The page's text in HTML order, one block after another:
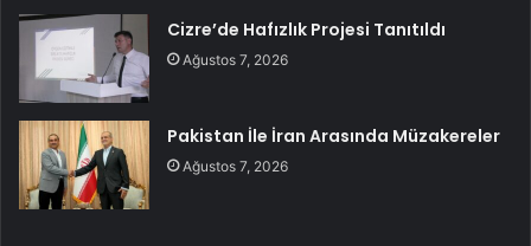
Cizre’de Hafızlık Projesi Tanıtıldı
Ağustos 7, 2026
Pakistan İle İran Arasında Müzakereler
Ağustos 7, 2026